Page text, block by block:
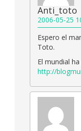
Anti_toto
2006-05-25
Espero el
Toto.
El mundial
http://